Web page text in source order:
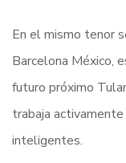
En el mismo tenor
Barcelona México,
futuro próximo
trabaja
inteligentes.